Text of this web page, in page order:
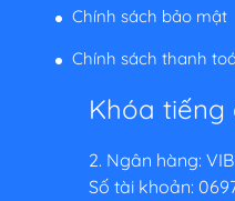
Chính sách bảo mật
Chính sách thanh
Khóa tiếng
2. Ngân hàng: VIB
Số tài khoản: